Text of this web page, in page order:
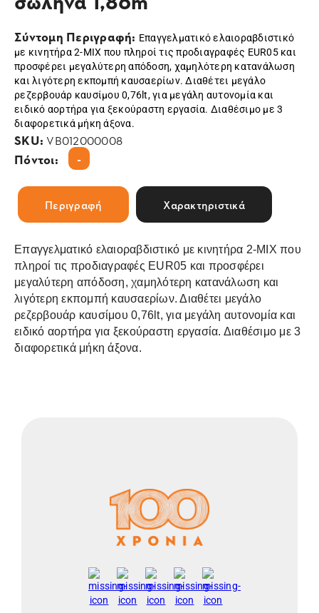
Σύντομη Περιγραφή: Επαγγελματικό ελαιοραβδιστικό
με κινητήρα 2-ΜΙΧ που πληροί τις προδιαγραφές EUR05 και
προσφέρει μεγαλύτερη απόδοση, χαμηλότερη κατανάλωση
και λιγότερη εκπομπή καυσαερίων. Διαθέτει μεγάλο
ρεζερβουάρ καυσίμου 0,76lt, για μεγάλη αυτονομία και
ειδικό αορτήρα για ξεκούραστη εργασία. Διαθέσιμο με 3
διαφορετικά μήκη άξονα.
SKU:VB012000008
Πόντοι: -
Περιγραφή Χαρακτηριστικά
Επαγγελματικό ελαιοραβδιστικό με κινητήρα 2-ΜΙΧ που
πληροί τις προδιαγραφές EUR05 και προσφέρει
μεγαλύτερη απόδοση, χαμηλότερη κατανάλωση και
λιγότερη εκπομπή καυσαερίων. Διαθέτει μεγάλο
ρεζερβουάρ καυσίμου 0,76lt, για μεγάλη αυτονομία και
ειδικό αορτήρα για ξεκούραστη εργασία. Διαθέσιμο με 3
διαφορετικά μήκη άξονα.